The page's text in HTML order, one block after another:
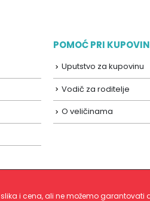
POMOĆ PRI
Uputstvo za kupovinu
Vodič za roditelje
O veličinama
i cena, ali ne možemo garantovati